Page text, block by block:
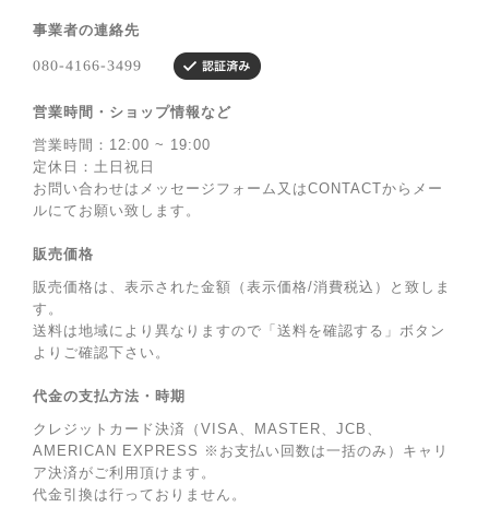
事業者の連絡先
営業時間・ショップ情報など
営業時間：12:00 ~ 19:00
定休日：土日祝日
お問い合わせはメッセージフォーム又はCONTACTからメー
ルにてお願い致します。
販売価格
販売価格は、表示された金額（表示価格/消費税込）と致しま
す。
送料は地域により異なりますので「送料を確認する」ボタン
よりご確認下さい。
代金の支払方法・時期
クレジットカード決済（VISA、MASTER、JCB、
AMERICAN EXPRESS ※お支払い回数は一括のみ）キャリ
ア決済がご利用頂けます。
代金引換は行っておりません。